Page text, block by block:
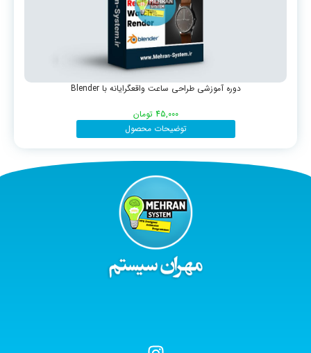
دوره آموزشی طراحی ساعت واقعگرایانه با Blender
45,000 تومان
توضیحات محصول